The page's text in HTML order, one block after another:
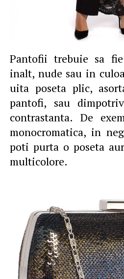
Pantofii trebuie sa
inalt, nude sau in
uita poseta plic,
pantofi, sau
contrastanta. De
monocromatica, in
poti purta o poseta
multicolore.